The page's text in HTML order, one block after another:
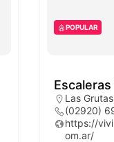
POPULAR
Las Grutas
(02920)
https://
om.ar/